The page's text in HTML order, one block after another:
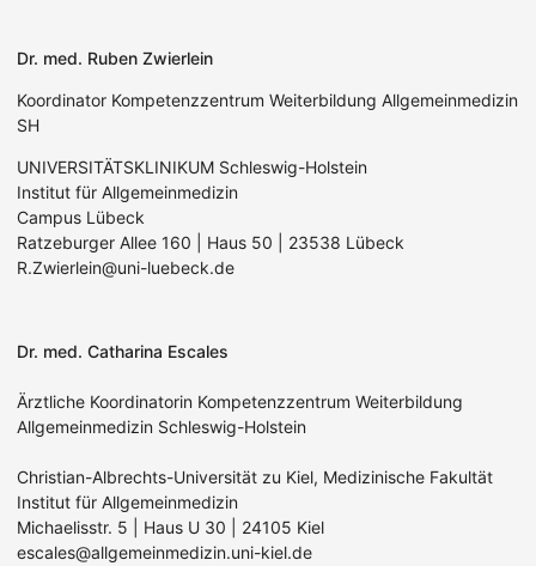
Dr. med. Ruben Zwierlein
Koordinator Kompetenzzentrum Weiterbildung Allgemeinmedizin
SH
UNIVERSITÄTSKLINIKUM Schleswig-Holstein
Institut für Allgemeinmedizin
Campus Lübeck
Ratzeburger Allee 160 | Haus 50 | 23538 Lübeck
R.Zwierlein@uni-luebeck.de
Dr. med. Catharina Escales
Ärztliche Koordinatorin Kompetenzzentrum Weiterbildung
Allgemeinmedizin Schleswig-Holstein
Christian-Albrechts-Universität zu Kiel, Medizinische Fakultät
Institut für Allgemeinmedizin
Michaelisstr. 5 | Haus U 30 | 24105 Kiel
escales@allgemeinmedizin.uni-kiel.de